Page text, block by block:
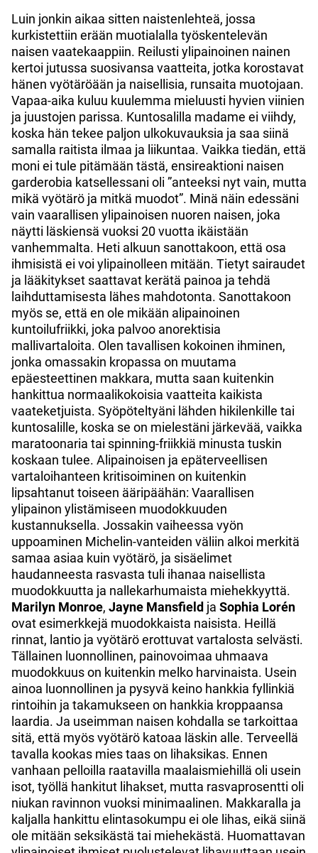
Luin jonkin aikaa sitten naistenlehteä, jossa
kurkistettiin erään muotialalla työskentelevän
naisen vaatekaappiin. Reilusti ylipainoinen nainen
kertoi jutussa suosivansa vaatteita, jotka korostavat
hänen vyötäröään ja naisellisia, runsaita muotojaan.
Vapaa-aika kuluu kuulemma mieluusti hyvien viinien
ja juustojen parissa. Kuntosalilla madame ei viihdy,
koska hän tekee paljon ulkokuvauksia ja saa siinä
samalla raitista ilmaa ja liikuntaa. Vaikka tiedän, että
moni ei tule pitämään tästä, ensireaktioni naisen
garderobia katsellessani oli ”anteeksi nyt vain, mutta
mikä vyötärö ja mitkä muodot”. Minä näin edessäni
vain vaarallisen ylipainoisen nuoren naisen, joka
näytti läskiensä vuoksi 20 vuotta ikäistään
vanhemmalta. Heti alkuun sanottakoon, että osa
ihmisistä ei voi ylipainolleen mitään. Tietyt sairaudet
ja lääkitykset saattavat kerätä painoa ja tehdä
laihduttamisesta lähes mahdotonta. Sanottakoon
myös se, että en ole mikään alipainoinen
kuntoilufriikki, joka palvoo anorektisia
mallivartaloita. Olen tavallisen kokoinen ihminen,
jonka omassakin kropassa on muutama
epäesteettinen makkara, mutta saan kuitenkin
hankittua normaalikokoisia vaatteita kaikista
vaateketjuista. Syöpöteltyäni lähden hikilenkille tai
kuntosalille, koska se on mielestäni järkevää, vaikka
maratoonaria tai spinning-friikkiä minusta tuskin
koskaan tulee. Alipainoisen ja epäterveellisen
vartaloihanteen kritisoiminen on kuitenkin
lipsahtanut toiseen ääripäähän: Vaarallisen
ylipainon ylistämiseen muodokkuuden
kustannuksella. Jossakin vaiheessa vyön
uppoaminen Michelin-vanteiden väliin alkoi merkitä
samaa asiaa kuin vyötärö, ja sisäelimet
haudanneesta rasvasta tuli ihanaa naisellista
muodokkuutta ja nallekarhumaista miehekkyyttä.
Marilyn Monroe, Jayne Mansfield ja Sophia Lorén
ovat esimerkkejä muodokkaista naisista. Heillä
rinnat, lantio ja vyötärö erottuvat vartalosta selvästi.
Tällainen luonnollinen, painovoimaa uhmaava
muodokkuus on kuitenkin melko harvinaista. Usein
ainoa luonnollinen ja pysyvä keino hankkia fyllinkiä
rintoihin ja takamukseen on hankkia kroppaansa
laardia. Ja useimman naisen kohdalla se tarkoittaa
sitä, että myös vyötärö katoaa läskin alle. Terveellä
tavalla kookas mies taas on lihaksikas. Ennen
vanhaan pelloilla raatavilla maalaismiehillä oli usein
isot, työllä hankitut lihakset, mutta rasvaprosentti oli
niukan ravinnon vuoksi minimaalinen. Makkaralla ja
kaljalla hankittu elintasokumpu ei ole lihas, eikä siinä
ole mitään seksikästä tai miehekästä. Huomattavan